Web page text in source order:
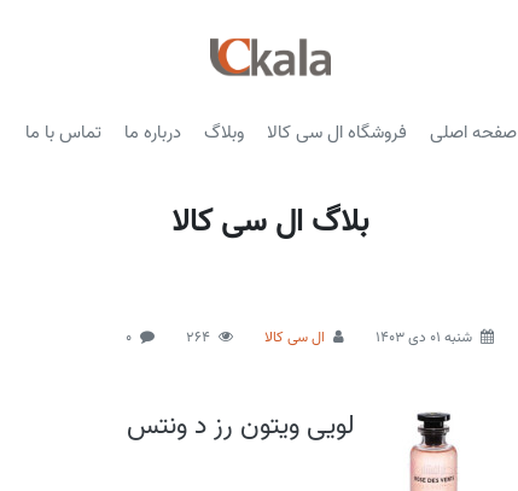
صفحه اصلی فروشگاه ال سی کالا وبلاگ درباره ما تماس با ما
بلاگ ال سی کالا
شنبه 01 دی 1403 ال سی کالا 264
0
لویی ویتون رز د ونتس